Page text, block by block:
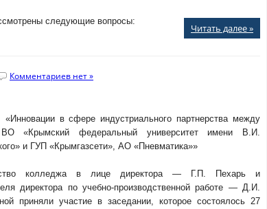
следующие вопросы:
Читать далее »
Комментариев нет »
«Инновации в сфере индустриального партнерства между
«Крымский федеральный университет имени В.И.
и ГУП «Крымгазсети», АО «Пневматика»»
колледжа в лице директора — Г.П. Пехарь и
директора по учебно-производственной работе — Д.И.
приняли участие в заседании, которое состоялось 27